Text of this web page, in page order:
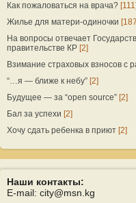
Как пожаловаться на врача? [111]
Жилье для матери-одиночки
На вопросы отвечает
правительстве КР [2]
Взимание страховых взносов с
“…я — ближе к небу” [2]
Будущее — за “open source” [2]
Бал за успехи [2]
Хочу сдать ребенка в приют [2]
Наши контакты:
E-mail: city@msn.kg